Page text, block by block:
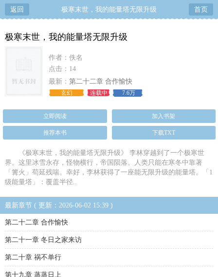
返回 极寒末世，我的能量塔无限升级 首页
极寒末世，我的能量塔无限升级
作者：佚名
点击：14
最新： 第二十二章 合作愉快
玄幻 连载中 7.6万
立即阅读 加入书架
推荐本书 下载TXT
《极寒末世，我的能量塔无限升级》 李林穿越到了一个极寒世
界。这里冰雪永存，怪物横行，帝国陨落。人类只能在寒冬中靠著
「篝火」苟延残喘。幸好，李林获得了一座能无限升级的能量塔。「1
级能量塔」：覆盖半径..
最新章节 ( 更新：2026-06-02 15:39 )
第二十二章 合作愉快
第二十一章 冬日之家来访
第二十章 祸不单行
第十九章 蒸蒸日上